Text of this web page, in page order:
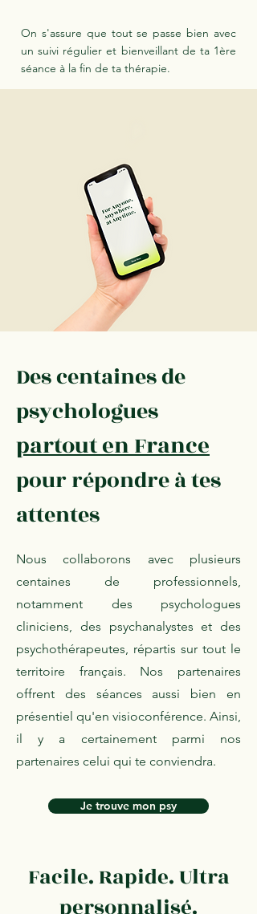
On s'assure que tout se passe bien avec
un suivi régulier et bienveillant de ta 1ère
séance à la fin de ta thérapie.
Des centaines de
psychologues
partout en France
pour répondre à tes
attentes
Nous collaborons avec plusieurs
centaines de professionnels,
notamment des psychologues
cliniciens, des psychanalystes et des
psychothérapeutes, répartis sur tout le
territoire français. Nos partenaires
offrent des séances aussi bien en
présentiel qu'en visioconférence. Ainsi,
il y a certainement parmi nos
partenaires celui qui te conviendra.
Je trouve mon psy
Facile. Rapide. Ultra
personnalisé.